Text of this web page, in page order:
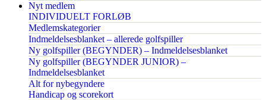
Nyt medlem
INDIVIDUELT FORLØB
Medlemskategorier
Indmeldelsesblanket – allerede golfspiller
Ny golfspiller (BEGYNDER) – Indmeldelsesblanket
Ny golfspiller (BEGYNDER JUNIOR) –
Indmeldelsesblanket
Alt for nybegyndere
Handicap og scorekort